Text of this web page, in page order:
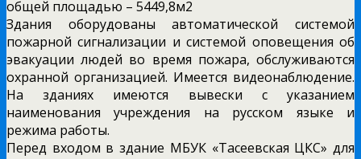
общей площадью – 5449,8м2
Здания оборудованы автоматической системой
пожарной сигнализации и системой оповещения об
эвакуации людей во время пожара, обслуживаются
охранной организацией. Имеется видеонаблюдение.
На зданиях имеются вывески с указанием
наименования учреждения на русском языке и
режима работы.
Перед входом в здание МБУК «Тасеевская ЦКС» для